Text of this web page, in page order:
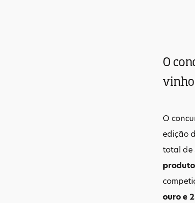
O
O
edição
total de
ouro e